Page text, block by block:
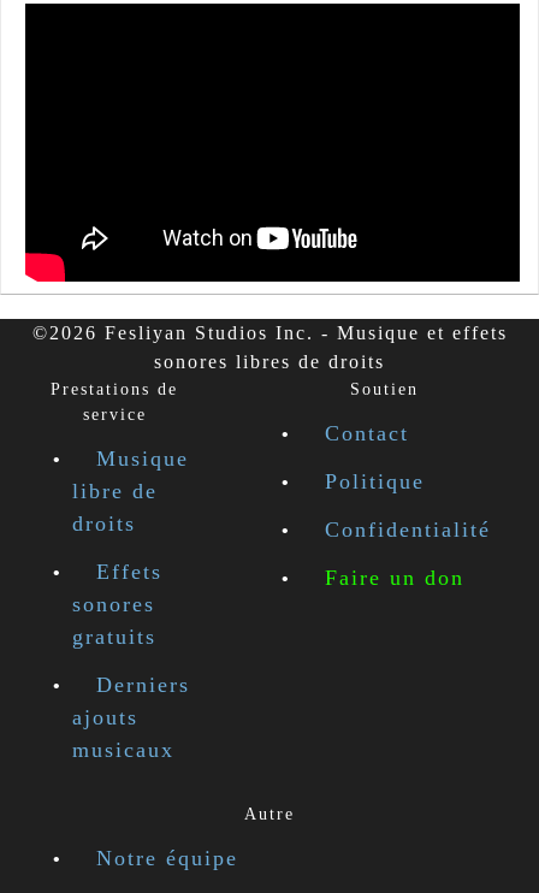
©2026 Fesliyan Studios Inc. - Musique et effets
sonores libres de droits
Prestations de
service
Musique
libre de
droits
Effets
sonores
gratuits
Derniers
ajouts
musicaux
Soutien
Contact
Politique
Confidentialité
Faire un don
Autre
Notre équipe